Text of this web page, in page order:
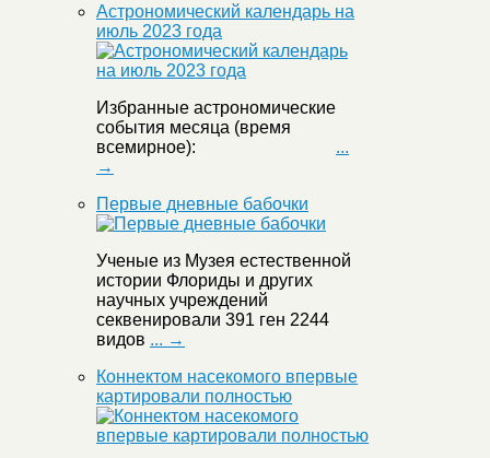
Астрономический календарь на
июль 2023 года
Избранные астрономические
события месяца (время
всемирное): ...
→
Первые дневные бабочки
Ученые из Музея естественной
истории Флориды и других
научных учреждений
секвенировали 391 ген 2244
видов ... →
Коннектом насекомого впервые
картировали полностью